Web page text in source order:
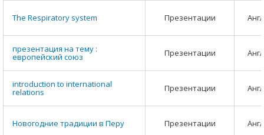
The Respiratory system Презентации
презентация на тему :
европейский союз Презентации
introduction to international
relations Презентации
Новогодние традиции в Перу Презентации